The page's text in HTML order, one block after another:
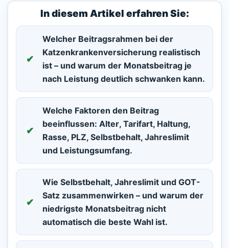
In diesem Artikel erfahren Sie:
Welcher Beitragsrahmen bei der
Katzenkrankenversicherung realistisch
ist – und warum der Monatsbeitrag je
nach Leistung deutlich schwanken kann.
Welche Faktoren den Beitrag
beeinflussen: Alter, Tarifart, Haltung,
Rasse, PLZ, Selbstbehalt, Jahreslimit
und Leistungsumfang.
Wie Selbstbehalt, Jahreslimit und GOT-
Satz zusammenwirken – und warum der
niedrigste Monatsbeitrag nicht
automatisch die beste Wahl ist.